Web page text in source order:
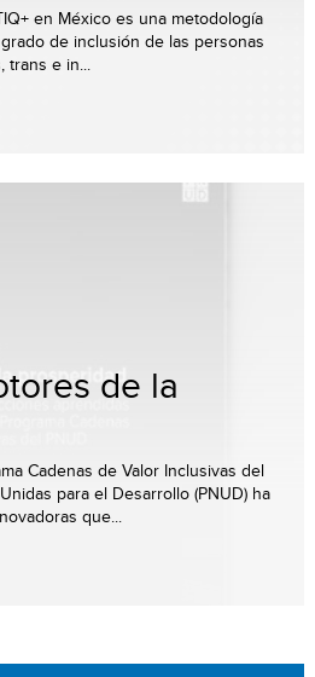
en México es una metodología
de inclusión de las personas
trans e in...
de la
Cadenas de Valor Inclusivas del
para el Desarrollo (PNUD) ha
que...